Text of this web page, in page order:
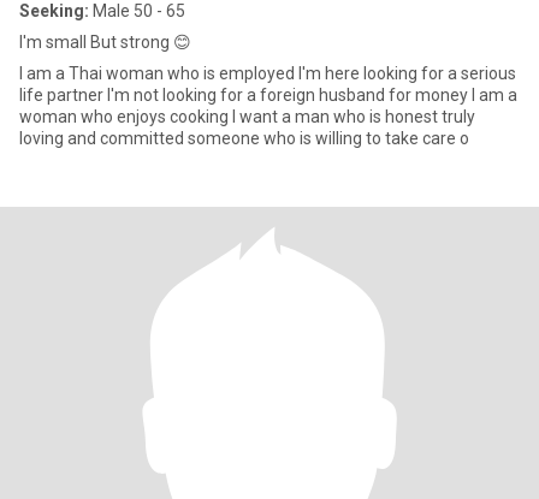
Seeking: Male 50 - 65
I'm small But strong 😊
I am a Thai woman who is employed I'm here looking for a serious
life partner I'm not looking for a foreign husband for money I am a
woman who enjoys cooking I want a man who is honest truly
loving and committed someone who is willing to take care o